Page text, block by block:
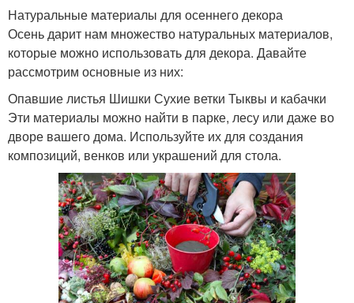
Натуральные материалы для осеннего декора
Осень дарит нам множество натуральных материалов,
которые можно использовать для декора. Давайте
рассмотрим основные из них:
Опавшие листья Шишки Сухие ветки Тыквы и кабачки
Эти материалы можно найти в парке, лесу или даже во
дворе вашего дома. Используйте их для создания
композиций, венков или украшений для стола.